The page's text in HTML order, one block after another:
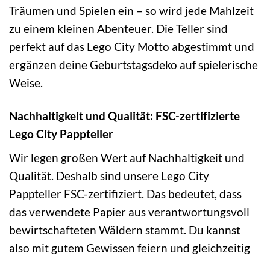
Träumen und Spielen ein – so wird jede Mahlzeit
zu einem kleinen Abenteuer. Die Teller sind
perfekt auf das Lego City Motto abgestimmt und
ergänzen deine Geburtstagsdeko auf spielerische
Weise.
Nachhaltigkeit und Qualität: FSC-zertifizierte
Lego City Pappteller
Wir legen großen Wert auf Nachhaltigkeit und
Qualität. Deshalb sind unsere Lego City
Pappteller FSC-zertifiziert. Das bedeutet, dass
das verwendete Papier aus verantwortungsvoll
bewirtschafteten Wäldern stammt. Du kannst
also mit gutem Gewissen feiern und gleichzeitig